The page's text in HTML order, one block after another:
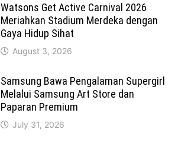
Watsons Get Active Carnival 2026
Meriahkan Stadium Merdeka dengan
Gaya Hidup Sihat
August 3, 2026
Samsung Bawa Pengalaman Supergirl
Melalui Samsung Art Store dan
Paparan Premium
July 31, 2026